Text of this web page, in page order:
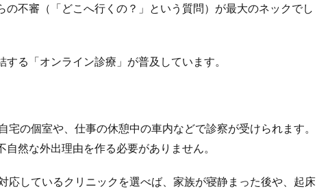
の不審（「どこへ行くの？」という質問）が最大のネックでし
る「オンライン診療」が普及しています。
自宅の個室や、仕事の休憩中の車内などで診察が受けられます。
然な外出理由を作る必要がありません。
応しているクリニックを選べば、家族が寝静まった後や、起床